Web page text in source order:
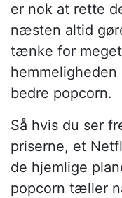
er nok at rette
næsten altid
tænke for
bedre popcorn.
Så hvis du ser
priserne, et
de hjemlige
popcorn tæller